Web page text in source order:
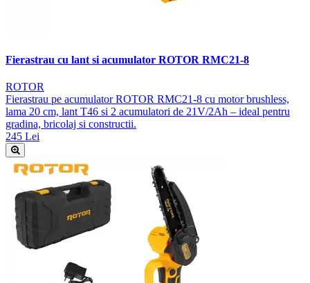
Fierastrau cu lant si acumulator ROTOR RMC21-8
ROTOR
Fierastrau pe acumulator ROTOR RMC21-8 cu motor brushless,
lama 20 cm, lant T46 si 2 acumulatori de 21V/2Ah – ideal pentru
gradina, bricolaj si constructii.
245 Lei